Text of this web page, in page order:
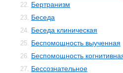
22. Бертранизм
23. Беседа
24. Беседа клиническая
25. Беспомощность выученная
26. Беспомощность
27. Бессознательное